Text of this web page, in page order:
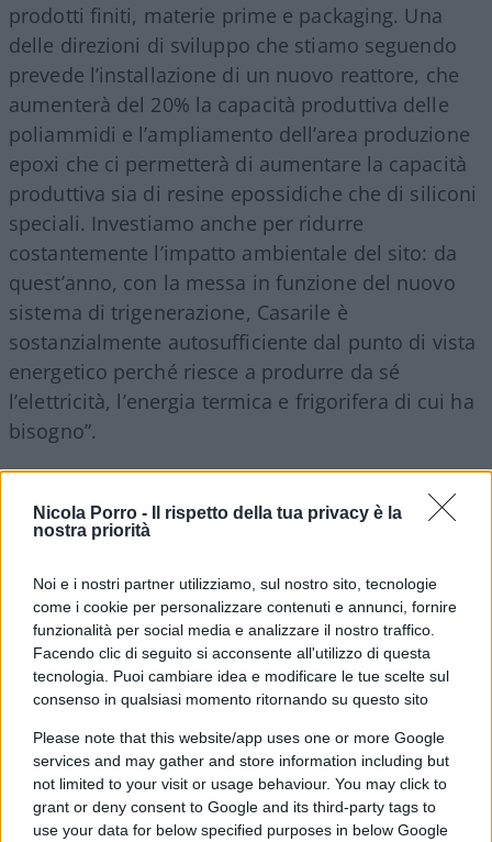
Nicola Porro -
Il rispetto della tua privacy è la
nostra priorità
Noi e i nostri partner utilizziamo, sul nostro sito, tecnologie
come i cookie per personalizzare contenuti e annunci, fornire
funzionalità per social media e analizzare il nostro traffico.
Facendo clic di seguito si acconsente all'utilizzo di questa
tecnologia. Puoi cambiare idea e modificare le tue scelte sul
consenso in qualsiasi momento ritornando su questo sito
Please note that this website/app uses one or more Google
services and may gather and store information including but
not limited to your visit or usage behaviour. You may click to
grant or deny consent to Google and its third-party tags to
use your data for below specified purposes in below Google
prodotti finiti, materie prime e packaging. Una
delle direzioni di sviluppo che stiamo seguendo
prevede l’installazione di un nuovo reattore, che
aumenterà del 20% la capacità produttiva delle
poliammidi e l’ampliamento dell’area produzione
epoxi che ci permetterà di aumentare la capacità
produttiva sia di resine epossidiche che di siliconi
speciali. Investiamo anche per ridurre
costantemente l’impatto ambientale del sito: da
quest’anno, con la messa in funzione del nuovo
sistema di trigenerazione, Casarile è
sostanzialmente autosufficiente dal punto di vista
energetico perché riesce a produrre da sé
l’elettricità, l’energia termica e frigorifera di cui ha
bisogno”.
Qual è il filo conduttore che unisce Casarile agli altri
poli produttivi del gruppo in Italia?
“In Italia abbiamo due stabilimenti dedicati agli
adesivi industriali (Casarile, alle porte di Milano, e
Zingonia, in provincia di Bergamo) e uno a
Ferentino, in provincia di Frosinone, in cui
produciamo detersivi per il bucato e le stoviglie.
In tutti ritroviamo lo spirito pionieristico di Henkel
che si traduce nell’innovazione continua e nella
progressiva digitalizzazione di impianti e processi.
Comune è anche l’attenzione alla sostenibilità, in